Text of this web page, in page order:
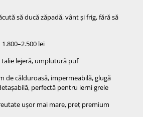
să ducă zăpadă, vânt și frig, fără să
1.800–2.500 lei
talie lejeră, umplutură puf
de călduroasă, impermeabilă, glugă
perfectă pentru ierni grele
ușor mai mare, preț premium